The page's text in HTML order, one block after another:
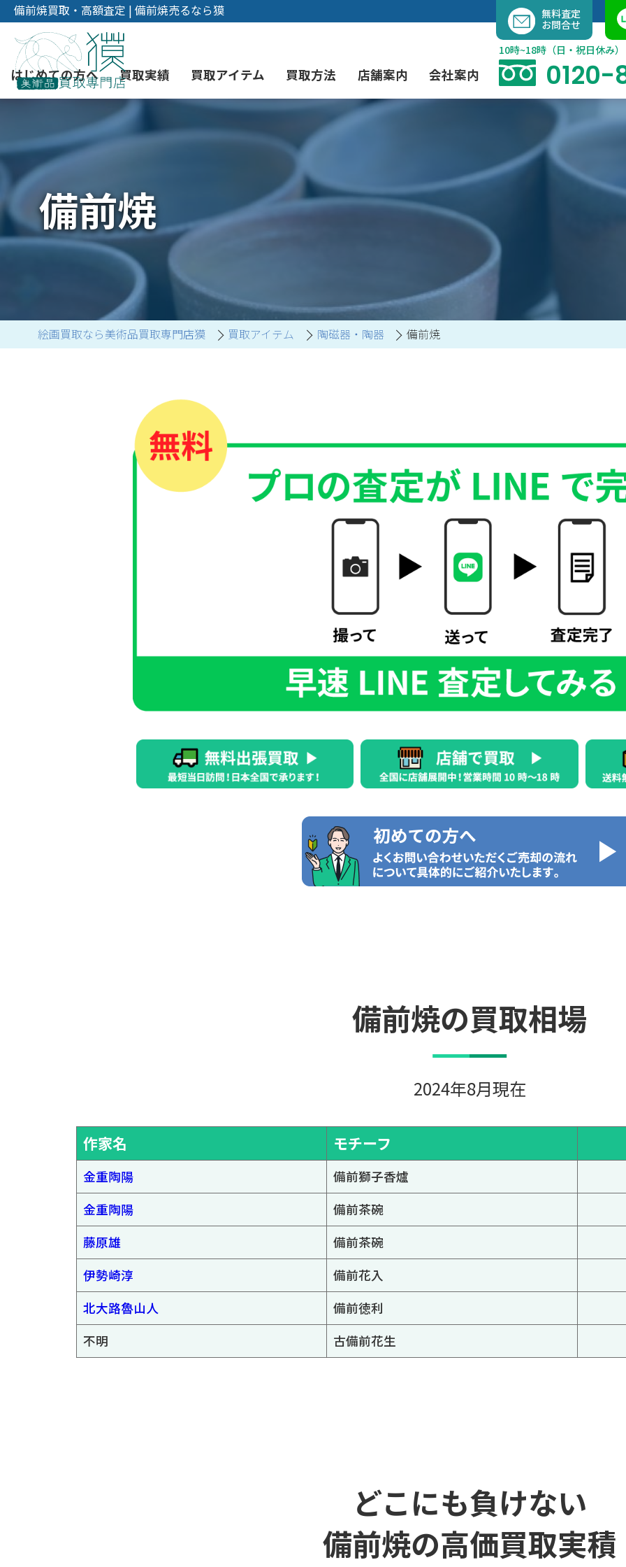
容
キ
ッ
備前焼買取・高額査定 | 備前焼売るなら獏
はじめての方へ
初めての美術品売却
YOUTUBE instagram
買取実績 買取アイテム
絵画買取
骨董品買取 茶道具買取
西洋アンティーク買取
中国骨董品買取 工芸品買取
買取方法
3つの買取方法
宅配・郵送買取 業者間オークション出品代行
時価評価サービス
店舗案内
東京店
会社案内
会社概要
消費者志向自主宣言
無料査定
お問合せ
10時~18時（日・祝日休み）
備前焼
絵画買取なら美術品買取専門店獏 買取アイテム 陶磁器・陶器 備前焼
備前焼の買取相場
2024年8月現在
作家名 モチーフ
金重陶陽
備前獅子香爐
金重陶陽
備前茶碗
藤原雄
備前茶碗
伊勢崎淳
備前花入
北大路魯山人
備前徳利
不明
古備前花生
どこにも負けない
備前焼の高価買取実積